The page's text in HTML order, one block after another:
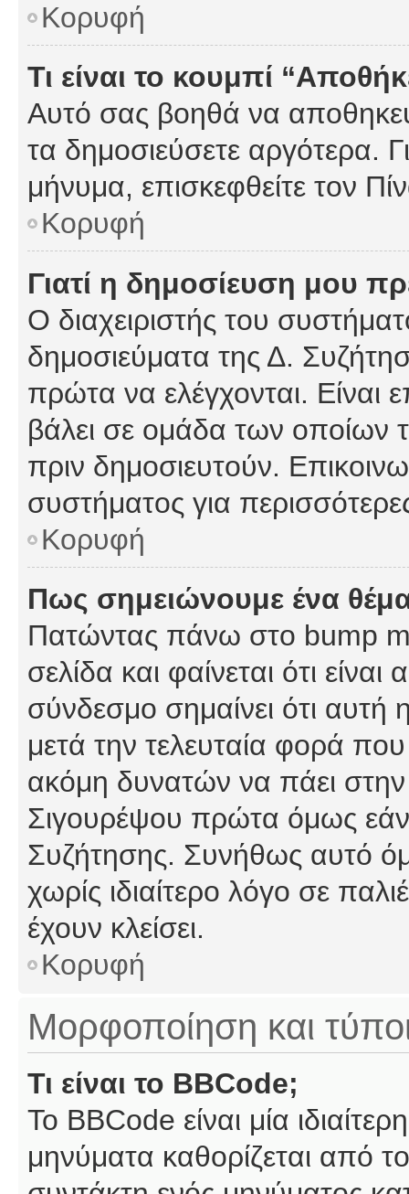
Κορυφή
Τι είναι το κουμπί
Αυτό σας βοηθά να
τα δημοσιεύσετε αργότερα.
μήνυμα, επισκεφθείτε τον
Κορυφή
Γιατί η δημοσίευση μου
Ο διαχειριστής του
δημοσιεύματα της Δ.
πρώτα να ελέγχονται. Είναι
βάλει σε ομάδα των οποίων
πριν δημοσιευτούν.
συστήματος για
Κορυφή
Πως σημειώνουμε ένα
Πατώντας πάνω στο bump
σελίδα και φαίνεται ότι
σύνδεσμο σημαίνει ότι αυτή
μετά την τελευταία φορά που
ακόμη δυνατών να πάει
Σιγουρέψου πρώτα όμως εάν
Συζήτησης. Συνήθως αυτό
χωρίς ιδιαίτερο λόγο σε
έχουν κλείσει.
Κορυφή
Μορφοποίηση και
Τι είναι το BBCode;
Το BBCode είναι μία
μηνύματα καθορίζεται από